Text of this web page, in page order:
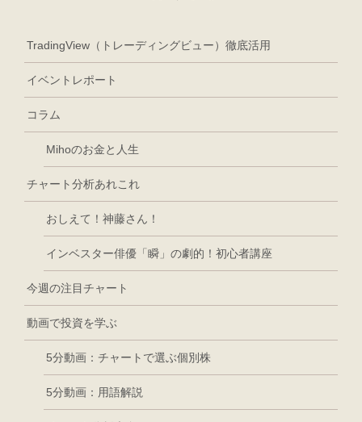
TradingView（トレーディングビュー）徹底活用
イベントレポート
コラム
Mihoのお金と人生
チャート分析あれこれ
おしえて！神藤さん！
インベスター俳優「瞬」の劇的！初心者講座
今週の注目チャート
動画で投資を学ぶ
5分動画：チャートで選ぶ個別株
5分動画：用語解説